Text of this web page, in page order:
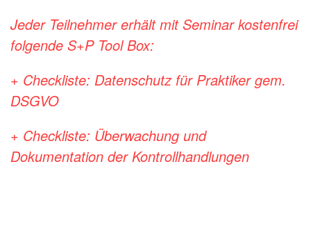
Jeder Teilnehmer erhält mit Seminar kostenfrei
folgende S+P Tool Box:
+ Checkliste: Datenschutz für Praktiker gem.
DSGVO
+ Checkliste: Überwachung und
Dokumentation der Kontrollhandlungen